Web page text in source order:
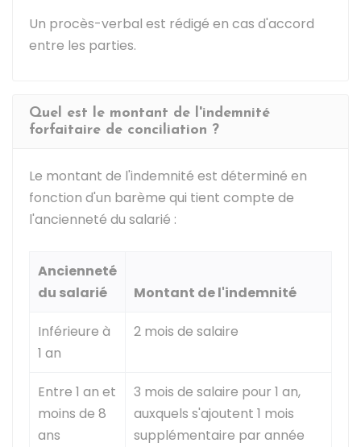
Un procès-verbal est rédigé en cas d'accord
entre les parties.
Quel est le montant de l'indemnité
forfaitaire de conciliation ?
Le montant de l'indemnité est déterminé en
fonction d'un barème qui tient compte de
l'ancienneté du salarié :
Ancienneté
du salarié
Montant de l'indemnité
Inférieure à
1 an
2 mois de salaire
Entre 1 an et
moins de 8
ans
3 mois de salaire pour 1 an,
auxquels s'ajoutent 1 mois
supplémentaire par année